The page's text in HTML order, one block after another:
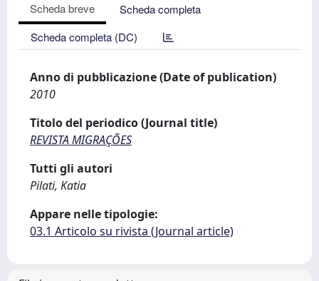
Scheda breve
Scheda completa
Scheda completa (DC)
Anno di pubblicazione (Date of publication)
2010
Titolo del periodico (Journal title)
REVISTA MIGRAÇÕES
Tutti gli autori
Pilati, Katia
Appare nelle tipologie:
03.1 Articolo su rivista (Journal article)